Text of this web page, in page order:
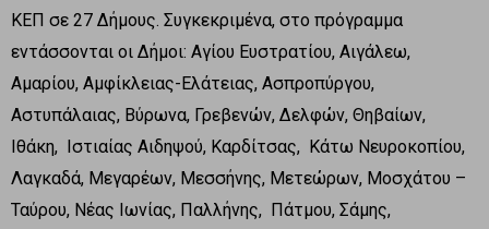
ΚΕΠ σε 27 Δήμους. Συγκεκριμένα, στο πρόγραμμα
εντάσσονται οι Δήμοι: Αγίου Ευστρατίου, Αιγάλεω,
Αμαρίου, Αμφίκλειας-Ελάτειας, Ασπροπύργου,
Αστυπάλαιας, Βύρωνα, Γρεβενών, Δελφών, Θηβαίων,
Ιθάκη, Ιστιαίας Αιδηψού, Καρδίτσας, Κάτω Νευροκοπίου,
Λαγκαδά, Μεγαρέων, Μεσσήνης, Μετεώρων, Μοσχάτου –
Ταύρου, Νέας Ιωνίας, Παλλήνης, Πάτμου, Σάμης,